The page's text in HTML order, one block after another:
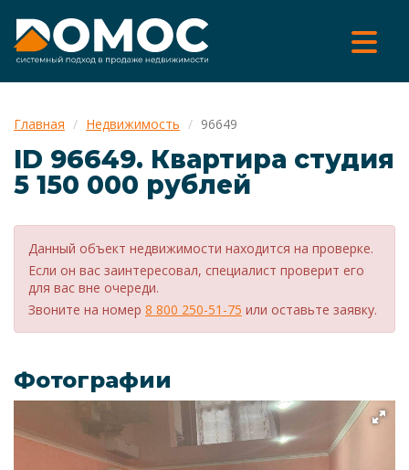
Главная Недвижимость 96649
ID 96649. Квартира cтудия
5 150 000 рублей
Данный объект недвижимости находится на проверке.
Если он вас заинтересовал, специалист проверит его
для вас вне очереди.
Звоните на номер 8 800 250-51-75 или оставьте заявку.
Фотографии